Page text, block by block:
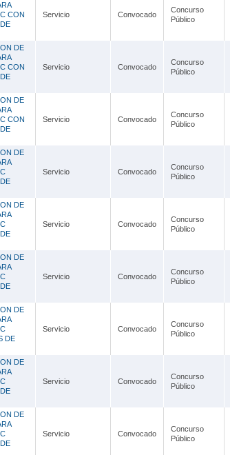
CON
Servicio Convocado
Concurso
Público
DE
CON
Servicio Convocado
Concurso
Público
DE
CON
Servicio Convocado
Concurso
Público
DE
Servicio Convocado
Concurso
Público
DE
Servicio Convocado
Concurso
Público
DE
Servicio Convocado
Concurso
Público
DE
DE
Servicio Convocado
Concurso
Público
DE
Servicio Convocado
Concurso
Público
DE
Servicio Convocado
Concurso
Público